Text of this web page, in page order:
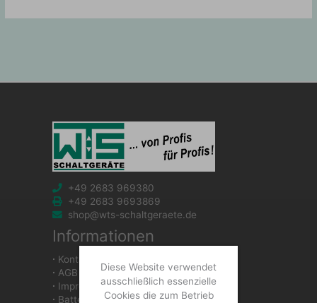
+49 2683 969380
+49 2683 9693869
shop@wts-schaltgeraete.de
Informationen
∙ Kontakt
∙ AGB
∙ Impressum
∙ Batteriegesetzhinweise
Diese Website verwendet
ausschließlich essenzielle
Cookies die zum Betrieb